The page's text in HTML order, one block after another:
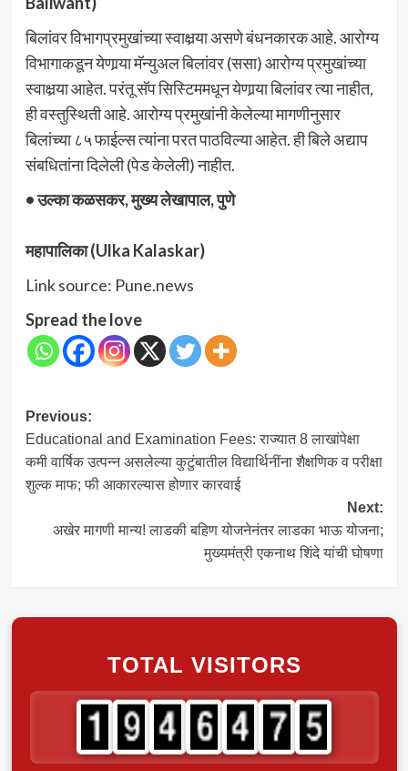
बिलांवर विभागप्रमुखांच्या स्वाक्षर्‍या असणे बंधनकारक आहे. आरोग्य
विभागाकडून येणार्‍या मॅन्युअल बिलांवर (ससा) आरोग्य प्रमुखांच्या
स्वाक्षर्‍या आहेत. परंतू सॅप सिस्टिममधून येणार्‍या बिलांवर त्या नाहीत,
ही वस्तुस्थिती आहे. आरोग्य प्रमुखांनी केलेल्या मागणीनुसार
बिलांच्या ८५ फाईल्स त्यांना परत पाठविल्या आहेत. ही बिले अद्याप
संबधितांना दिलेली (पेड केलेली) नाहीत.
• उल्का कळसकर, मुख्य लेखापाल, पुणे
महापालिका (Ulka Kalaskar)
Link source: Pune.news
Spread the love
Post
navigation
Previous:
Educational and Examination Fees: राज्यात 8 लाखांपेक्षा
कमी वार्षिक उत्पन्न असलेल्या कुटुंबातील विद्यार्थिनींना शैक्षणिक व परीक्षा
शुल्क माफ; फी आकारल्यास होणार कारवाई
Next:
अखेर मागणी मान्य! लाडकी बहिण योजनेनंतर लाडका भाऊ योजना;
मुख्यमंत्री एकनाथ शिंदे यांची घोषणा
TOTAL VISITORS